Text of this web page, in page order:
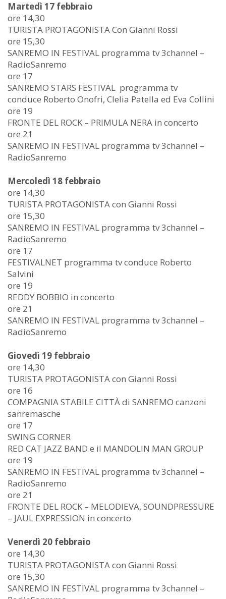
Martedì 17 febbraio
ore 14,30
TURISTA PROTAGONISTA Con Gianni Rossi
ore 15,30
SANREMO IN FESTIVAL programma tv 3channel –
RadioSanremo
ore 17
SANREMO STARS FESTIVAL programma tv
conduce Roberto Onofri, Clelia Patella ed Eva Collini
ore 19
FRONTE DEL ROCK – PRIMULA NERA in concerto
ore 21
SANREMO IN FESTIVAL programma tv 3channel –
RadioSanremo
Mercoledì 18 febbraio
ore 14,30
TURISTA PROTAGONISTA con Gianni Rossi
ore 15,30
SANREMO IN FESTIVAL programma tv 3channel –
RadioSanremo
ore 17
FESTIVALNET programma tv conduce Roberto
Salvini
ore 19
REDDY BOBBIO in concerto
ore 21
SANREMO IN FESTIVAL programma tv 3channel –
RadioSanremo
Giovedì 19 febbraio
ore 14,30
TURISTA PROTAGONISTA con Gianni Rossi
ore 16
COMPAGNIA STABILE CITTÀ di SANREMO canzoni
sanremasche
ore 17
SWING CORNER
RED CAT JAZZ BAND e il MANDOLIN MAN GROUP
ore 19
SANREMO IN FESTIVAL programma tv 3channel –
RadioSanremo
ore 21
FRONTE DEL ROCK – MELODIEVA, SOUNDPRESSURE
– JAUL EXPRESSION in concerto
Venerdì 20 febbraio
ore 14,30
TURISTA PROTAGONISTA con Gianni Rossi
ore 15,30
SANREMO IN FESTIVAL programma tv 3channel –